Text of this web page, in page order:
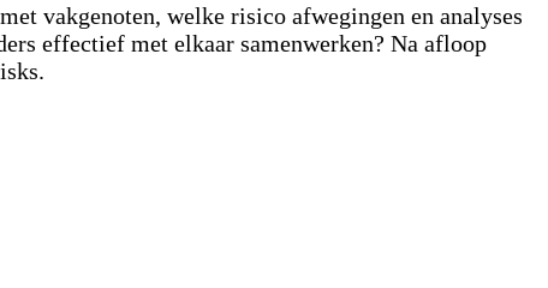
vakgenoten, welke risico afwegingen en analyses
effectief met elkaar samenwerken? Na afloop